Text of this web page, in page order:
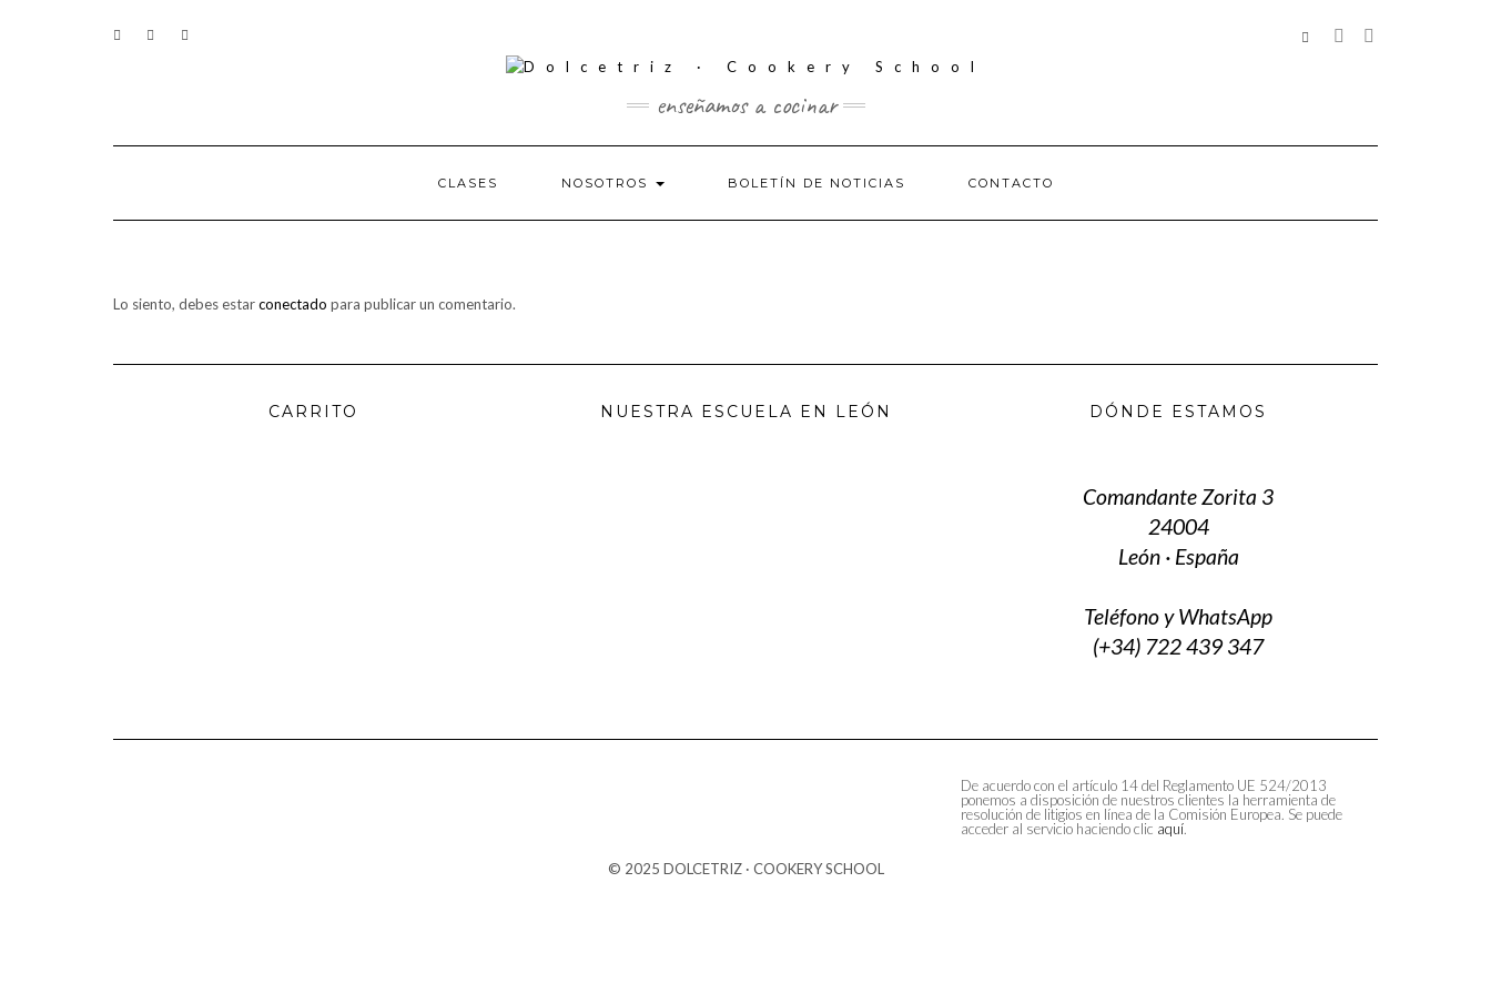
CONTACTO
REDES
SOCIALES
enseñamos a cocinar
CLASES NOSOTROS BOLETÍN DE NOTICIAS CONTACTO
Lo siento, debes estarconectado para publicar un comentario.
CARRITO NUESTRA ESCUELA EN LEÓN DÓNDE ESTAMOS
Comandante Zorita 3
24004
León · España
Teléfono y WhatsApp
(+34) 722 439 347
De acuerdo con el artículo 14 del Reglamento UE 524/2013
ponemos a disposición de nuestros clientes la herramienta de
resolución de litigios en línea de la Comisión Europea. Se puede
acceder al servicio haciendo clic aquí.
© 2025 DOLCETRIZ · COOKERY SCHOOL